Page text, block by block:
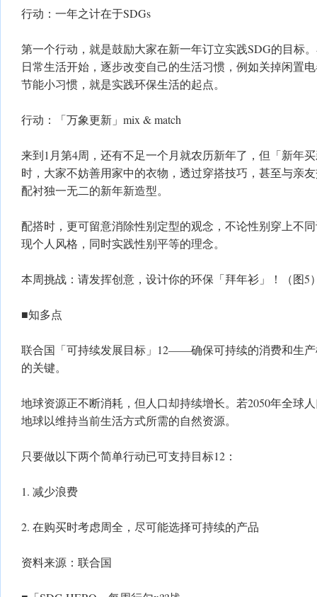
行动：一年之计在于SDGs
第一个行动，就是鼓励大家在新一年订立实践SDG的目标
日常生活开始，逐步改变自己的生活习惯，例如关掉闲置
节能小习惯，就是实践环保生活的起点。
行动：「万象更新」mix & match
来到1月第4周，还有不足一个月就农历新年了，但「新年
时，大家不妨善用家中的衣物，透过穿搭技巧，甚至与亲
配衬独一无二的新年新造型。
配搭时，更可留意消除性别定型的观念，不论性别穿上不同
现个人风格，同时实践性别平等的理念。
本周挑战：请发挥创意，设计你的环保「拜年衫」！（图5
■知多点
联合国「可持续发展目标」12——确保可持续的消费和生
的关键。
地球资源正不断消耗，但人口却持续增长。若2050年全球
地球以维持当前生活方式所需的自然资源。
只要做以下两个简单行动已可支持目标12：
1. 减少浪费
2. 在购买时考虑周全，尽可能选择可持续的产品
资料来源：联合国